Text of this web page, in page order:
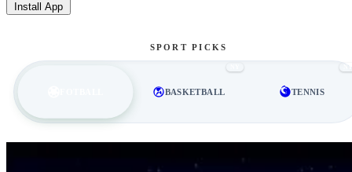
Install App
SPORT PICKS
BASKETBALL TENNIS
NY